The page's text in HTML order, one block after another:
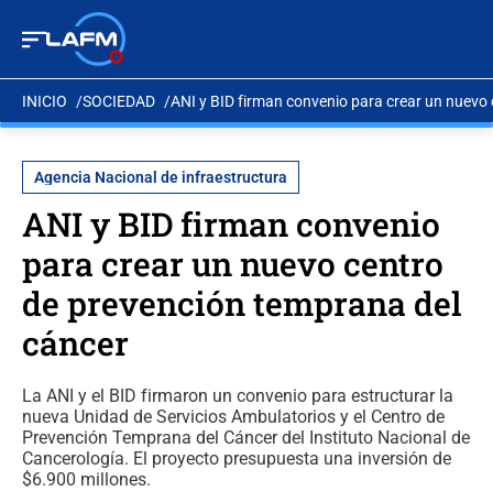
INICIO SOCIEDAD ANI y BID firman convenio para crear un
Agencia Nacional de infraestructura
ANI y BID firman convenio
para crear un nuevo centro
de prevención temprana del
cáncer
La ANI y el BID firmaron un convenio para estructurar la
nueva Unidad de Servicios Ambulatorios y el Centro de
Prevención Temprana del Cáncer del Instituto Nacional de
Cancerología. El proyecto presupuesta una inversión de
$6.900 millones.